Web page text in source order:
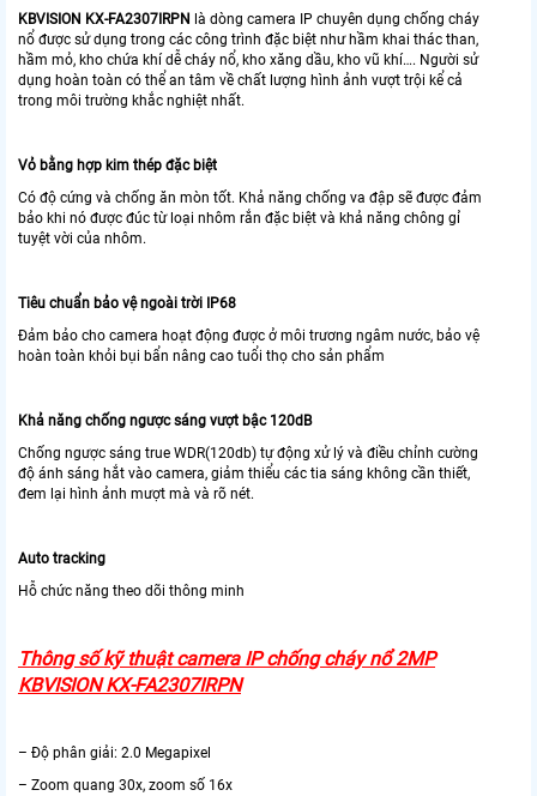
KBVISION KX-FA2307IRPN là dòng camera IP chuyên dụng chống cháy
nổ được sử dụng trong các công trình đặc biệt như hầm khai thác than,
hầm mỏ, kho chứa khí dễ cháy nổ, kho xăng dầu, kho vũ khí…. Người sử
dụng hoàn toàn có thể an tâm về chất lượng hình ảnh vượt trội kể cả
trong môi trường khắc nghiệt nhất.
Vỏ bằng hợp kim thép đặc biệt
Có độ cứng và chống ăn mòn tốt. Khả năng chống va đập sẽ được đảm
bảo khi nó được đúc từ loại nhôm rắn đặc biệt và khả năng chông gỉ
tuyệt vời của nhôm.
Tiêu chuẩn bảo vệ ngoài trời IP68
Đảm bảo cho camera hoạt động được ở môi trương ngâm nước, bảo vệ
hoàn toàn khỏi bụi bẩn nâng cao tuổi thọ cho sản phẩm
Khả năng chống ngược sáng vượt bậc 120dB
Chống ngược sáng true WDR(120db) tự động xử lý và điều chỉnh cường
độ ánh sáng hắt vào camera, giảm thiểu các tia sáng không cần thiết,
đem lại hình ảnh mượt mà và rõ nét.
Auto tracking
Hỗ chức năng theo dõi thông minh
Thông số kỹ thuật camera IP chống cháy nổ 2MP
KBVISION KX-FA2307IRPN
– Độ phân giải: 2.0 Megapixel
– Zoom quang 30x, zoom số 16x